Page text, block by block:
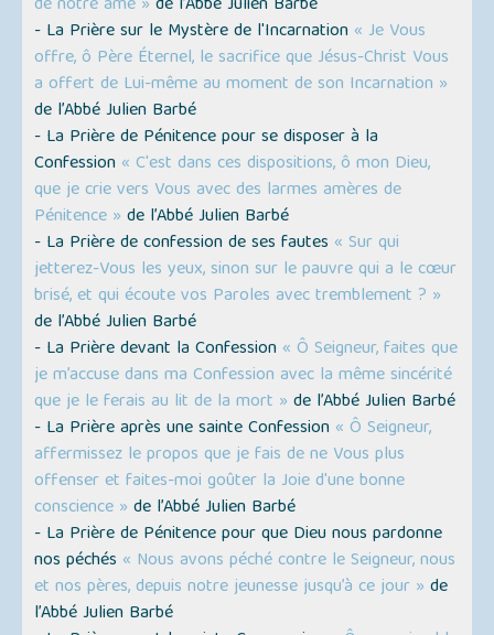
- La Prière sur le Mystère de l'Incarnation « Je Vous
offre, ô Père Éternel, le sacrifice que Jésus-Christ Vous
a offert de Lui-même au moment de son Incarnation »
de l’Abbé Julien Barbé
- La Prière de Pénitence pour se disposer à la
Confession « C'est dans ces dispositions, ô mon Dieu,
que je crie vers Vous avec des larmes amères de
Pénitence » de l’Abbé Julien Barbé
- La Prière de confession de ses fautes « Sur qui
jetterez-Vous les yeux, sinon sur le pauvre qui a le cœur
brisé, et qui écoute vos Paroles avec tremblement ? »
de l’Abbé Julien Barbé
- La Prière devant la Confession « Ô Seigneur, faites que
je m’accuse dans ma Confession avec la même sincérité
que je le ferais au lit de la mort » de l’Abbé Julien Barbé
- La Prière après une sainte Confession « Ô Seigneur,
affermissez le propos que je fais de ne Vous plus
offenser et faites-moi goûter la Joie d'une bonne
conscience » de l’Abbé Julien Barbé
- La Prière de Pénitence pour que Dieu nous pardonne
nos péchés « Nous avons péché contre le Seigneur, nous
et nos pères, depuis notre jeunesse jusqu’à ce jour » de
l’Abbé Julien Barbé